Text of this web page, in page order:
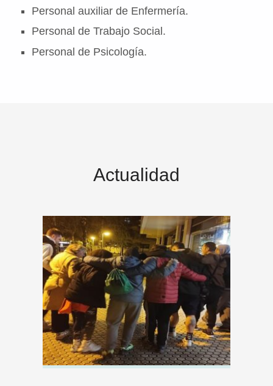
Personal auxiliar de Enfermería.
Personal de Trabajo Social.
Personal de Psicología.
Actualidad